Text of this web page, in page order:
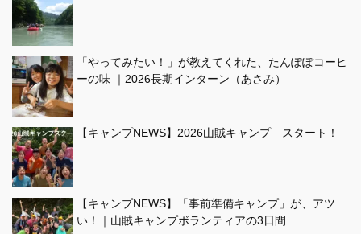
「やってみたい！」が教えてくれた、たんぽぽコーヒ
ーの味 ｜2026長期インターン（あさみ）
【キャンプNEWS】2026山賊キャンプ スタート！
【キャンプNEWS】「事前準備キャンプ」が、アツ
い！｜山賊キャンプボランティアの3日間